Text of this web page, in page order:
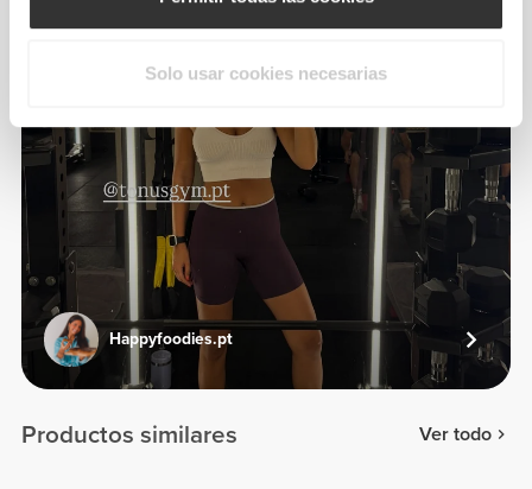
Solo usar cookies necesarias
Happyfoodies.pt
Productos similares Ver todo